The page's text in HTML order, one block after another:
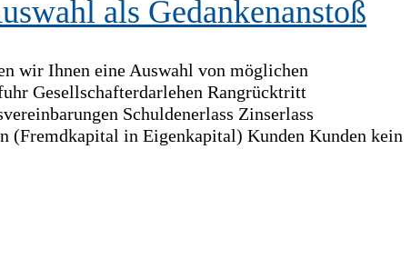
als Gedankenanstoß
wir Ihnen eine Auswahl von möglichen
Gesellschafterdarlehen Rangrücktritt
Schuldenerlass Zinserlass
in Eigenkapital) Kunden Kunden kein